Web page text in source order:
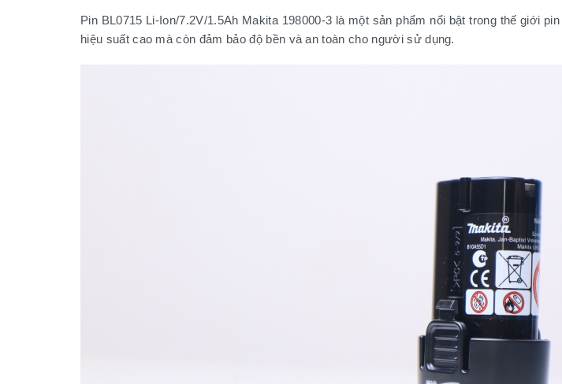
Pin BL0715 Li-Ion/7.2V/1.5Ah Makita 198000-3 là một sản phẩm nổi bật trong thế giới
hiệu suất cao mà còn đảm bảo độ bền và an toàn cho người sử dụng.